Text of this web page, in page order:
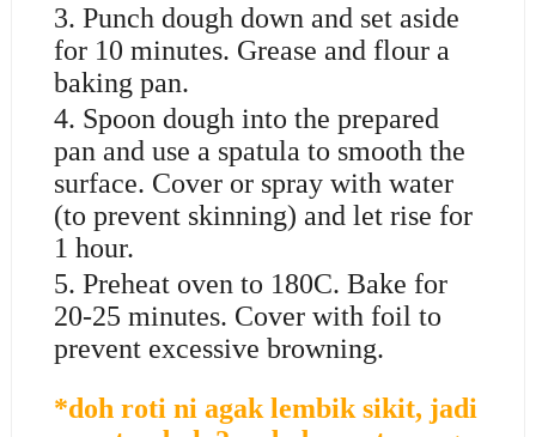
3. Punch dough down and set aside
for 10 minutes. Grease and flour a
baking pan.
4. Spoon dough into the prepared
pan and use a spatula to smooth the
surface. Cover or spray with water
(to prevent skinning) and let rise for
1 hour.
5. Preheat oven to 180C. Bake for
20-25 minutes. Cover with foil to
prevent excessive browning.
*doh roti ni agak lembik sikit, jadi